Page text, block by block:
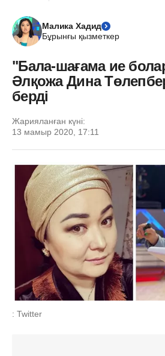
Малика Хадид
Бұрынғы қызметкер
"Бала-шағама ие
Әлқожа Дина
берді
Жарияланған күні:
13 мамыр 2020, 17:11
: Twitter